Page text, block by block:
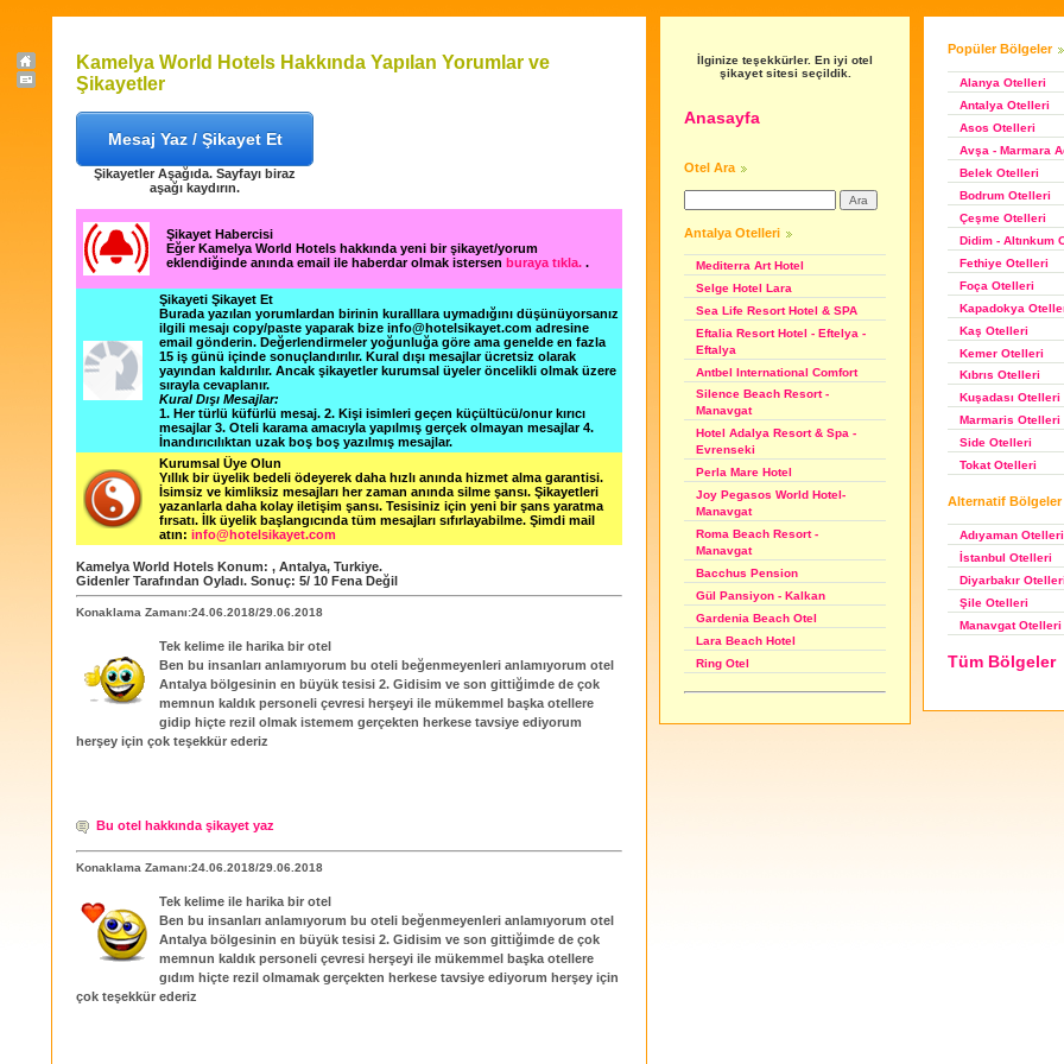
Kamelya World Hotels Hakkında Yapılan Yorumlar ve
Şikayetler
Mesaj Yaz / Şikayet Et
Şikayetler Aşağıda. Sayfayı biraz
aşağı kaydırın.
Şikayet Habercisi
Eğer Kamelya World Hotels hakkında yeni bir şikayet/yorum
eklendiğinde anında email ile haberdar olmak istersen buraya tıkla. .
Şikayeti Şikayet Et
Burada yazılan yorumlardan birinin kuralllara uymadığını düşünüyorsanız
ilgili mesajı copy/paste yaparak bize info@hotelsikayet.com adresine
email gönderin. Değerlendirmeler yoğunluğa göre ama genelde en fazla
15 iş günü içinde sonuçlandırılır. Kural dışı mesajlar ücretsiz olarak
yayından kaldırılır. Ancak şikayetler kurumsal üyeler öncelikli olmak üzere
sırayla cevaplanır.
Kural Dışı Mesajlar:
1. Her türlü küfürlü mesaj. 2. Kişi isimleri geçen küçültücü/onur kırıcı
mesajlar 3. Oteli karama amacıyla yapılmış gerçek olmayan mesajlar 4.
İnandırıcılıktan uzak boş boş yazılmış mesajlar.
Kurumsal Üye Olun
Yıllık bir üyelik bedeli ödeyerek daha hızlı anında hizmet alma garantisi.
İsimsiz ve kimliksiz mesajları her zaman anında silme şansı. Şikayetleri
yazanlarla daha kolay iletişim şansı. Tesisiniz için yeni bir şans yaratma
fırsatı. İlk üyelik başlangıcında tüm mesajları sıfırlayabilme. Şimdi mail
atın: info@hotelsikayet.com
Kamelya World Hotels Konum: , Antalya, Turkiye.
Gidenler Tarafından Oyladı. Sonuç: 5/ 10 Fena Değil
Konaklama Zamanı:24.06.2018/29.06.2018
Tek kelime ile harika bir otel
Ben bu insanları anlamıyorum bu oteli beğenmeyenleri anlamıyorum otel
Antalya bölgesinin en büyük tesisi 2. Gidisim ve son gittiğimde de çok
memnun kaldık personeli çevresi herşeyi ile mükemmel başka otellere
gidip hiçte rezil olmak istemem gerçekten herkese tavsiye ediyorum
herşey için çok teşekkür ederiz
Bu otel hakkında şikayet yaz
Konaklama Zamanı:24.06.2018/29.06.2018
Tek kelime ile harika bir otel
Ben bu insanları anlamıyorum bu oteli beğenmeyenleri anlamıyorum otel
Antalya bölgesinin en büyük tesisi 2. Gidisim ve son gittiğimde de çok
memnun kaldık personeli çevresi herşeyi ile mükemmel başka otellere
gıdım hiçte rezil olmamak gerçekten herkese tavsiye ediyorum herşey için
çok teşekkür ederiz
İlginize teşekkürler. En iyi otel
şikayet sitesi seçildik.
Anasayfa
Otel Ara
Antalya Otelleri
Mediterra Art Hotel
Selge Hotel Lara
Sea Life Resort Hotel & SPA
Eftalia Resort Hotel - Eftelya -
Eftalya
Antbel International Comfort
Silence Beach Resort -
Manavgat
Hotel Adalya Resort & Spa -
Evrenseki
Perla Mare Hotel
Joy Pegasos World Hotel-
Manavgat
Roma Beach Resort -
Manavgat
Bacchus Pension
Gül Pansiyon - Kalkan
Gardenia Beach Otel
Lara Beach Hotel
Ring Otel
Popüler Bölgeler
Alanya Otelleri
Antalya Otelleri
Asos Otelleri
Avşa - Marmara
Belek Otelleri
Bodrum Otelleri
Çeşme Otelleri
Didim - Altınkum
Fethiye Otelleri
Foça Otelleri
Kapadokya
Kaş Otelleri
Kemer Otelleri
Kıbrıs Otelleri
Kuşadası Otelleri
Marmaris Otelleri
Side Otelleri
Tokat Otelleri
Alternatif Bölgeler
Adıyaman Otelleri
İstanbul Otelleri
Diyarbakır
Şile Otelleri
Manavgat Otelleri
Tüm Bölgeler